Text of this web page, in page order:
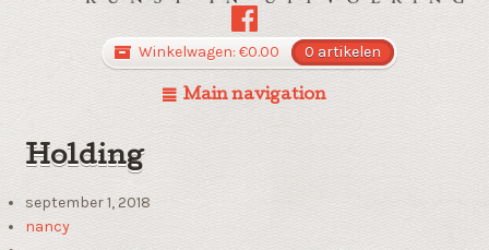
Winkelwagen: €0.00 0 artikelen
Main navigation
Holding
september 1, 2018
nancy